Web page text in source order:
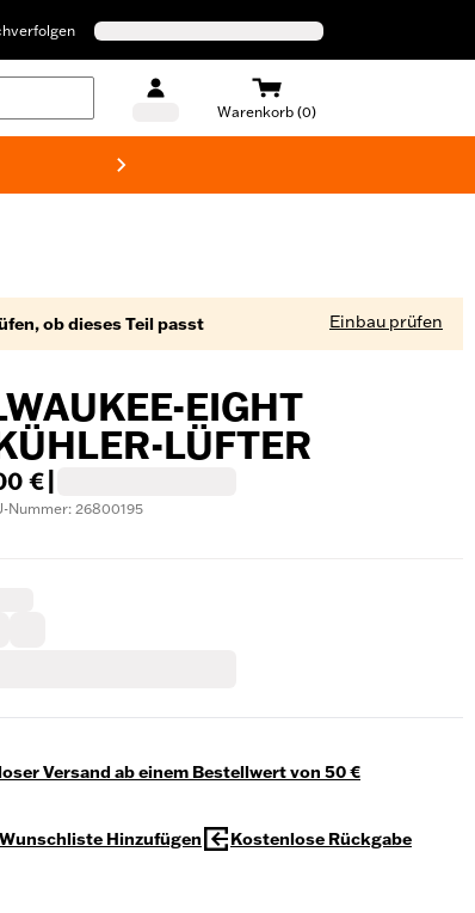
Warenkorb (0)
ob dieses Teil passt Einbau prüfen
EIGHT
LÜFTER
€
Nummer: 26800195
Versand ab einem Bestellwert von 50 €
Hinzufügen Kostenlose Rückgabe